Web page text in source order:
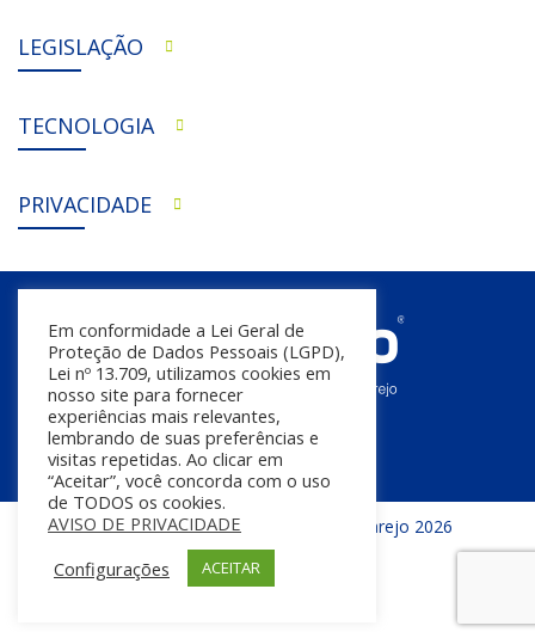
LEGISLAÇÃO
TECNOLOGIA
PRIVACIDADE
Todos os direitos reservados | InfoVarejo 2026
Em conformidade a Lei Geral de
Proteção de Dados Pessoais (LGPD),
Lei nº 13.709, utilizamos cookies em
nosso site para fornecer
experiências mais relevantes,
lembrando de suas preferências e
visitas repetidas. Ao clicar em
“Aceitar”, você concorda com o uso
de TODOS os cookies.
AVISO DE PRIVACIDADE
Configurações
ACEITAR